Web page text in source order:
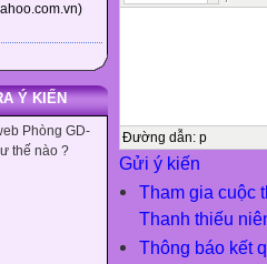
Ý KIẾN
Phòng GD-
thế nào ?
Đường dẫn: p
Gửi ý kiến
Tham gia cuộc
Thanh thiếu
Thông báo kết